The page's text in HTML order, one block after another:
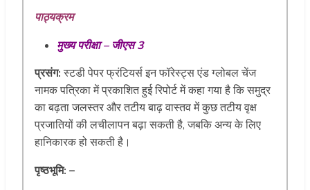
पाठ्यक्रम
मुख्य परीक्षा – जीएस 3
प्रसंग:स्टडी पेपर फ्रंटियर्स इन फॉरेस्ट्स एंड ग्लोबल चेंज
नामक पत्रिका में प्रकाशित हुई रिपोर्ट में कहा गया है कि समुद्र
का बढ़ता जलस्तर और तटीय बाढ़ वास्तव में कुछ तटीय वृक्ष
प्रजातियों की लचीलापन बढ़ा सकती है, जबकि अन्य के लिए
हानिकारक हो सकती है।
पृष्ठभूमि: –